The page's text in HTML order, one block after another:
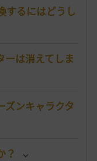
するにはどうし
ーは消えてしま
ズンキャラクタ
？